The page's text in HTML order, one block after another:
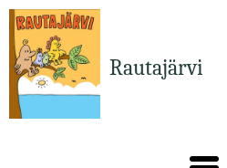
Hyppää
pääsisältöön
Rautajärvi